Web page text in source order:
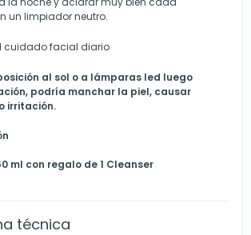
un limpiador neutro.
cuidado facial diario
al sol o a lámparas led luego
podría manchar la piel, causar
irritación.
ml con regalo de 1 Cleanser
técnica